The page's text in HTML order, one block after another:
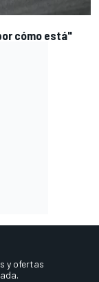
cómo está"
y ofertas